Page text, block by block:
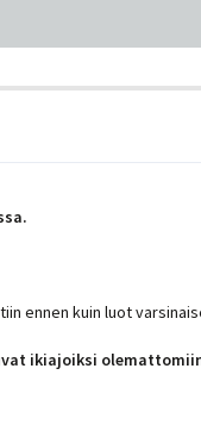
ennen kuin luot
ikiajoiksi